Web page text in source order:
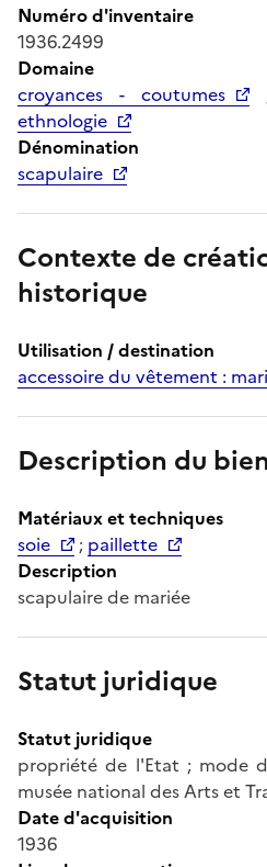
Numéro d'inventaire
1936.2499
Domaine
croyances - coutumes
ethnologie
Dénomination
scapulaire
Contexte de
historique
Utilisation / destination
accessoire du vêtement :
Description du
Matériaux et techniques
soie
; paillette
Description
scapulaire de mariée
Statut juridique
Statut juridique
propriété de l'Etat ; mode
musée national des Arts et
Date d'acquisition
1936